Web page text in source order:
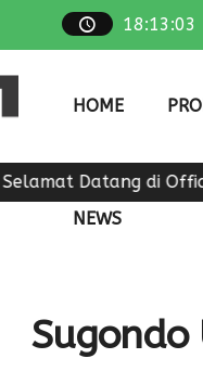
18:13 :03
HOME
NEWS
Selamat Datang di
Sugondo